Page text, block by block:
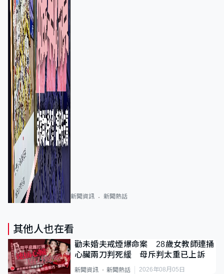
新聞資訊 新聞熱話
其他人也在看
勸未婚夫戒煙爆命案 28歲女教師連捅
心臟兩刀判死緩 母斥判太重已上訴
新聞資訊 新聞熱話 2026年08月05日